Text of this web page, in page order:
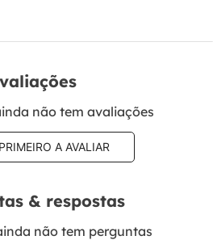
não tem avaliações
A AVALIAR
& respostas
não tem perguntas